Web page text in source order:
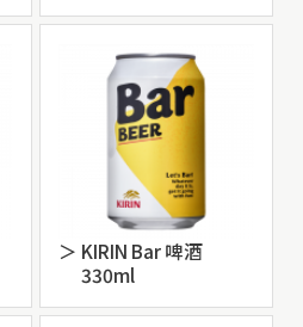
KIRIN Bar 啤酒
330ml